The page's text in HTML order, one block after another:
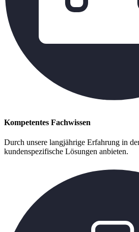
Kompetentes Fachwissen
Durch unsere langjährige Erfahrung in
kundenspezifische Lösungen anbieten.